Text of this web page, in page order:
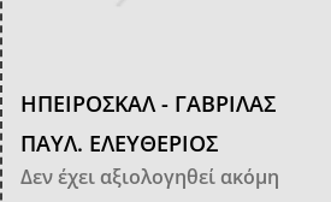
ΗΠΕΙΡΟΣΚΑΛ - ΓΑΒΡΙΛΑΣ
ΠΑΥΛ. ΕΛΕΥΘΕΡΙΟΣ
Δεν έχει αξιολογηθεί ακόμη